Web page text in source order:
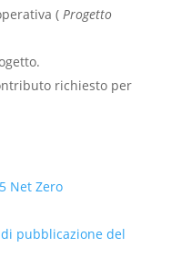
( Progetto
richiesto per
Net Zero
pubblicazione del